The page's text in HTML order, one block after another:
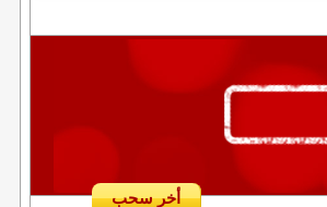
أخر سحب